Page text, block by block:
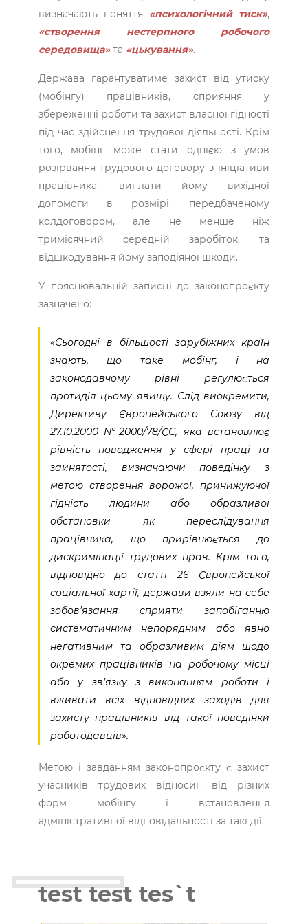
визначають поняття «психологічний тиск»,
«створення нестерпного робочого
середовища»та «цькування».
Держава гарантуватиме захист від утиску
(мобінгу) працівників, сприяння у
збереженні роботи та захист власної гідності
під час здійснення трудової діяльності. Крім
того, мобінг може стати однією з умов
розірвання трудового договору з ініціативи
працівника, виплати йому вихідної
допомоги в розмірі, передбаченому
колдоговором, але не менше ніж
тримісячний середній заробіток, та
відшкодування йому заподіяної шкоди.
У пояснювальній записці до законопроєкту
зазначено:
«Сьогодні в більшості зарубіжних країн
знають, що таке мобінг, і на
законодавчому рівні регулюється
протидія цьому явищу. Слід виокремити,
Директиву Європейського Союзу від
27.10.2000 №2000/78/ЄС, яка встановлює
рівність поводження у сфері праці та
зайнятості, визначаючи поведінку з
метою створення ворожої, принижуючої
гідність людини або образливої
обстановки як переслідування
працівника, що прирівнюється до
дискримінації трудових прав. Крім того,
відповідно до статті 26 Європейської
соціальної хартії, держави взяли на себе
зобов’язання сприяти запобіганню
систематичним непорядним або явно
негативним та образливим діям щодо
окремих працівників на робочому місці
або у зв’язку з виконанням роботи і
вживати всіх відповідних заходів для
захисту працівників від такої поведінки
роботодавців».
Метою і завданням законопроєкту є захист
учасників трудових відносин від різних
форм мобінгу і встановлення
адміністративної відповідальності за такі дії.
test test tes`t